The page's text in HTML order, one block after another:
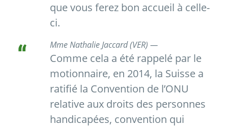
que vous ferez bon accueil à celle-
ci.
Mme Nathalie Jaccard (VER) —
Comme cela a été rappelé par le
motionnaire, en 2014, la Suisse a
ratifié la Convention de l’ONU
relative aux droits des personnes
handicapées, convention qui